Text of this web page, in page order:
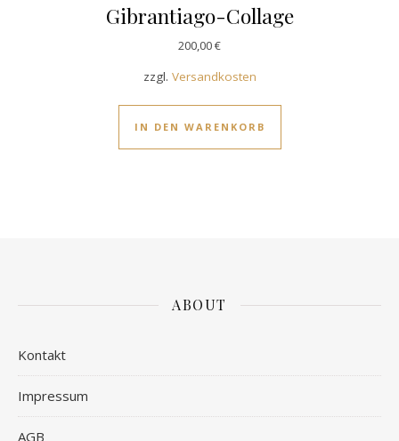
Gibrantiago-Collage
200,00€
zzgl. Versandkosten
IN DEN WARENKORB
ABOUT
Kontakt
Impressum
AGB